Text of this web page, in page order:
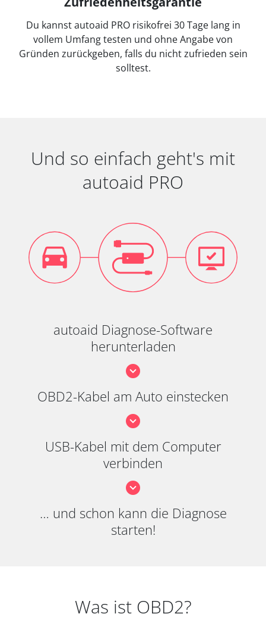
Du kannst autoaid PRO risikofrei 30 Tage lang in
vollem Umfang testen und ohne Angabe von
Gründen zurückgeben, falls du nicht zufrieden sein
solltest.
Und so einfach geht's mit
autoaid PRO
autoaid Diagnose-Software
herunterladen
OBD2-Kabel am Auto einstecken
USB-Kabel mit dem Computer
verbinden
… und schon kann die Diagnose
starten!
Was ist OBD2?